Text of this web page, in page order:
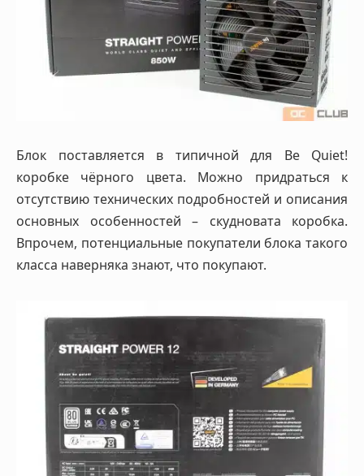
Блок поставляется в типичной для Be Quiet!
коробке чёрного цвета. Можно придраться к
отсутствию технических подробностей и описания
основных особенностей – скудновата коробка.
Впрочем, потенциальные покупатели блока такого
класса наверняка знают, что покупают.